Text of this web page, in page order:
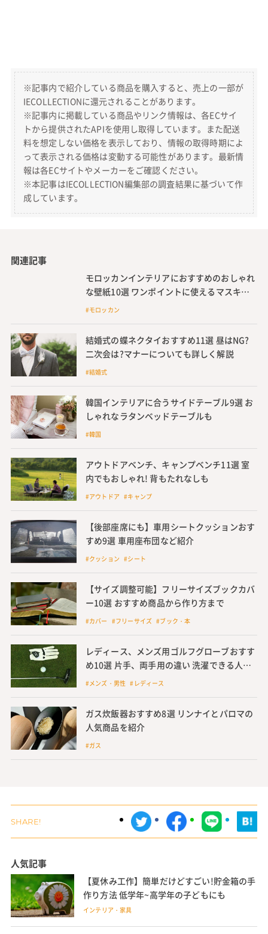
※記事内で紹介している商品を購入すると、売上の一部が
IECOLLECTIONに還元されることがあります。
※記事内に掲載している商品やリンク情報は、各ECサイ
トから提供されたAPIを使用し取得しています。また配送
料を想定しない価格を表示しており、情報の取得時期によ
って表示される価格は変動する可能性があります。最新情
報は各ECサイトやメーカーをご確認ください。
※本記事はIECOLLECTION編集部の調査結果に基づいて作
成しています。
関連記事
モロッカンインテリアにおすすめのおしゃれ
な壁紙10選 ワンポイントに使えるマスキン
グテープも
#モロッカン
結婚式の蝶ネクタイおすすめ11選 昼はNG?
二次会は?マナーについても詳しく解説
#結婚式
韓国インテリアに合うサイドテーブル9選 お
しゃれなラタンベッドテーブルも
#韓国
アウトドアベンチ、キャンプベンチ11選 室
内でもおしゃれ! 背もたれなしも
#アウトドア #キャンプ
【後部座席にも】車用シートクッションおす
すめ9選 車用座布団など紹介
#クッション #シート
【サイズ調整可能】フリーサイズブックカバ
ー10選 おすすめ商品から作り方まで
#カバー #フリーサイズ #ブック・本
レディース、メンズ用ゴルフグローブおすす
め10選 片手、両手用の違い 洗濯できる人気
グローブやホルダーも紹介
#メンズ・男性 #レディース
ガス炊飯器おすすめ8選 リンナイとパロマの
人気商品を紹介
#ガス
人気記事
【夏休み工作】簡単だけどすごい!貯金箱の手
作り方法 低学年~高学年の子どもにも
インテリア・家具